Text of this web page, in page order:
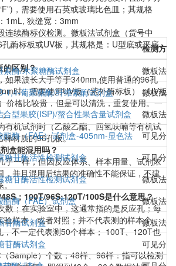
，需要使用石英或玻璃比色皿；其规格
1mL, 狭缝宽：3mm
续酶标仪检测。微板法试剂盒（货号中
孔酶标板或UV板，其规格是：U型底或平底、
的区别？
果波长大于等于340nm,使用普通的96孔
时，需要使用UV板（紫外酶标板）；UV板
价格比较贵，但是可以清洗，重复使用。一
机试剂时（乙酸乙酯、四氢呋喃等有机试
稀材质的96孔板。
盒能混用吗？
一样，但因反应体系、样本用量、试剂浓
，并且混用后结果的准确性不能保证，不建
。
；100T/96S;120T/100S是什么意思？
；在实验室中，这通常指的是反应孔；每
验样本，或者对照；并不代表测的样本个
，不一定代表测50个样本； 100T、120T也
Sample）个数；48样、96样：指可以检测
检测方法
素酶/木聚糖酶试剂盒
微板法(
1,4-葡聚糖酶/纤维素酶试剂盒
微板法(
合型果胶(ISP)/螯合性果含量试剂盒
微板法
酯酶（FAE）试剂盒-405nm-显色法
可见分
糖苷酶活性检测试剂盒
可见分
糖苷酶活性检测试剂盒
微板法
酯酶（FAE）试剂盒
微板法
苷酶试剂盒
微板法
苷酶试剂盒
可见分